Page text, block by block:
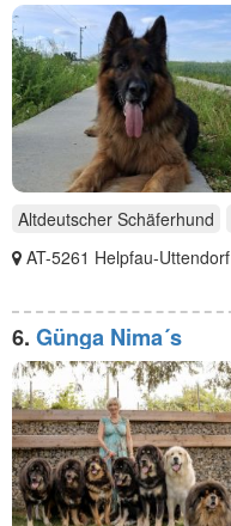
Altdeutscher Schäferhund
AT-5261 Helpfau-Uttendorf
6. Günga Nima´s